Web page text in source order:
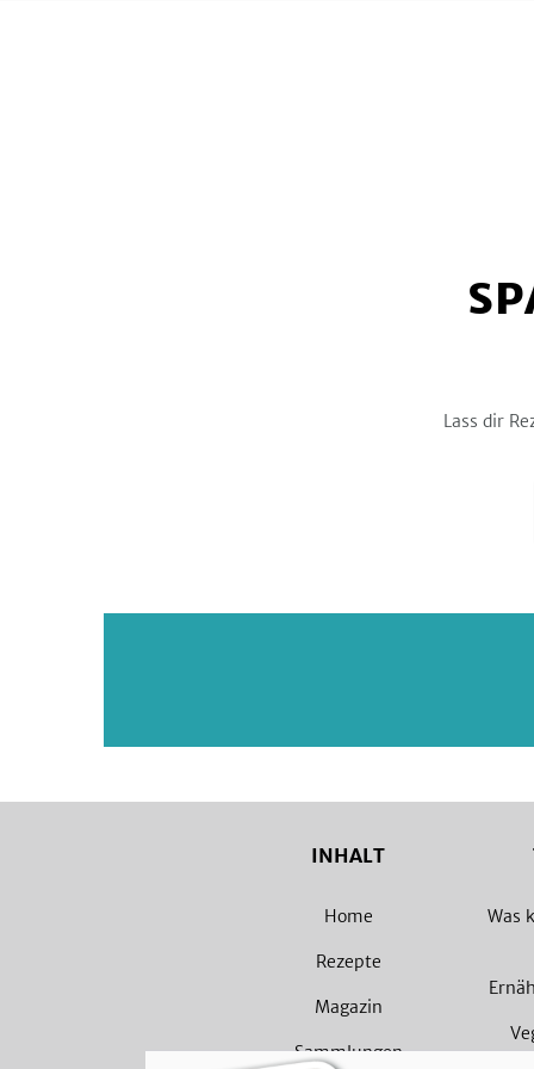
Lass dir
INHALT
Home
Rezepte
Magazin
Sammlungen
Was